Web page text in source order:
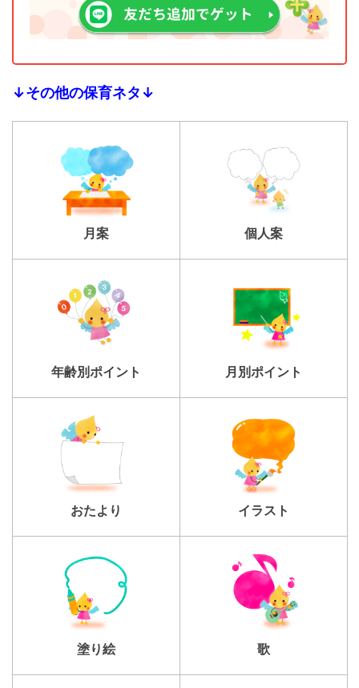
↓その他の保育ネタ↓
月案 個人案
年齢別ポイント 月別ポイント
おたより イラスト
塗り絵 歌